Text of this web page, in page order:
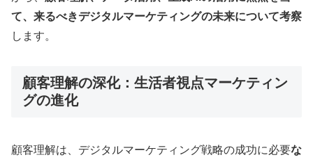
て、来るべきデジタルマーケティングの未来について考察
します。
顧客理解の深化：生活者視点マーケティン
グの進化
顧客理解は、デジタルマーケティング戦略の成功に必要な